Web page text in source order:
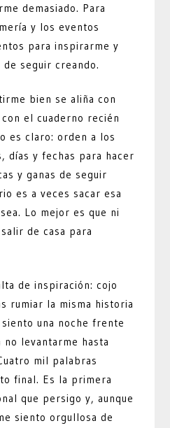
demasiado. Para
y los eventos
para inspirarme y
seguir creando.
bien se aliña con
con el cuaderno recién
es claro: orden a los
días y fechas para hacer
y ganas de seguir
es a veces sacar esa
Lo mejor es que ni
de casa para
de inspiración: cojo
rumiar la misma historia
una noche frente
levantarme hasta
mil palabras
final. Es la primera
que persigo y, aunque
siento orgullosa de